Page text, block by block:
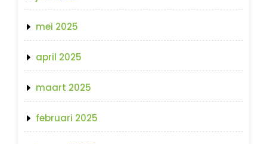
mei 2025
april 2025
maart 2025
februari 2025